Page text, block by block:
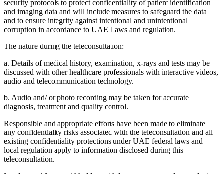
security protocols to protect confidentiality of patient identification
and imaging data and will include measures to safeguard the data
and to ensure integrity against intentional and unintentional
corruption in accordance to UAE Laws and regulation.
The nature during the teleconsultation:
a. Details of medical history, examination, x-rays and tests may be
discussed with other healthcare professionals with interactive videos,
audio and telecommunication technology.
b. Audio and/ or photo recording may be taken for accurate
diagnosis, treatment and quality control.
Responsible and appropriate efforts have been made to eliminate
any confidentiality risks associated with the teleconsultation and all
existing confidentiality protections under UAE federal laws and
local regulation apply to information disclosed during this
teleconsultation.